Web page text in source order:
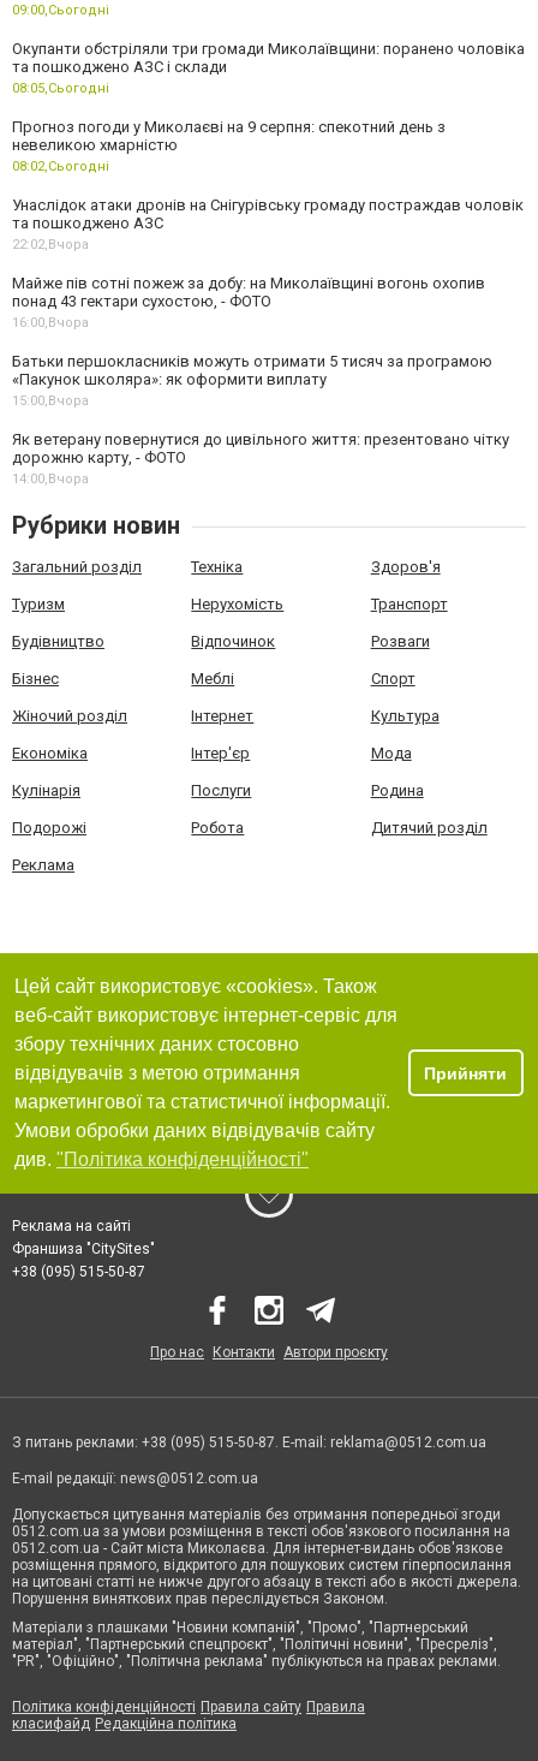
09:00, Сьогодні
Окупанти обстріляли три громади Миколаївщини: поранено чоловіка
та пошкоджено АЗС і склади
08:05, Сьогодні
Прогноз погоди у Миколаєві на 9 серпня: спекотний день з
невеликою хмарністю
08:02, Сьогодні
Унаслідок атаки дронів на Снігурівську громаду постраждав чоловік
та пошкоджено АЗС
22:02, Вчора
Майже пів сотні пожеж за добу: на Миколаївщині вогонь охопив
понад 43 гектари сухостою, - ФОТО
16:00, Вчора
Батьки першокласників можуть отримати 5 тисяч за програмою
«Пакунок школяра»: як оформити виплату
15:00, Вчора
Як ветерану повернутися до цивільного життя: презентовано чітку
дорожню карту, - ФОТО
14:00, Вчора
Рубрики новин
Загальний розділ Техніка Здоров'я
Туризм Нерухомість Транспорт
Будівництво Відпочинок Розваги
Бізнес Меблі Спорт
Жіночий розділ Інтернет Культура
Економіка Інтер'єр Мода
Кулінарія Послуги Родина
Подорожі Робота Дитячий розділ
Реклама
Цей сайт використовує «cookies». Також
веб-сайт використовує інтернет-сервіс для
збору технічних даних стосовно
відвідувачів з метою отримання
маркетингової та статистичної інформації.
Умови обробки даних відвідувачів сайту
див. "Політика конфіденційності"
Прийняти
Реклама на сайті
Франшиза "CitySites"
+38 (095) 515-50-87
Про нас Контакти Автори проєкту
З питань реклами: +38 (095) 515-50-87. E-mail: reklama@0512.com.ua
E-mail редакції: news@0512.com.ua
Допускається цитування матеріалів без отримання попередньої згоди
0512.com.ua за умови розміщення в тексті обов'язкового посилання на
0512.com.ua - Сайт міста Миколаєва. Для інтернет-видань обов'язкове
розміщення прямого, відкритого для пошукових систем гіперпосилання
на цитовані статті не нижче другого абзацу в тексті або в якості джерела.
Порушення виняткових прав переслідується Законом.
Матеріали з плашками "Новини компаній", "Промо", "Партнерський
матеріал", "Партнерський спецпроєкт", "Політичні новини", "Пресреліз",
"PR", "Офіційно", "Політична реклама" публікуються на правах реклами.
Політика конфіденційності Правила сайту Правила
класифайд Редакційна політика